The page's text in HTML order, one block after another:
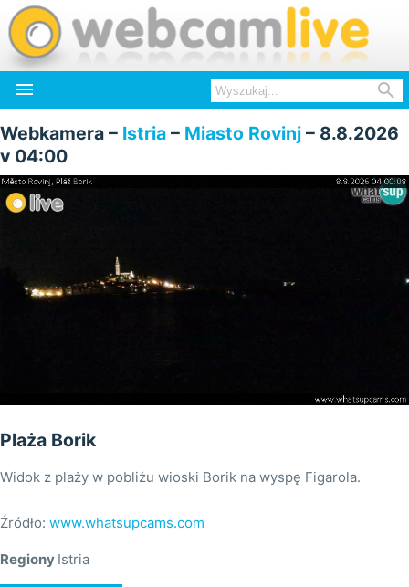
 
Webkamera – Istria – Miasto Rovinj – 8.8.2026
v 04:00
Plaża Borik
Widok z plaży w pobliżu wioski Borik na wyspę Figarola.
Źródło: www.whatsupcams.com
Regiony Istria